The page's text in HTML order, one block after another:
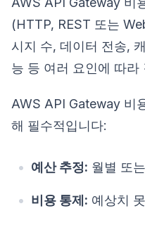
(HTTP, REST 또는
시지 수, 데이터 전송,
능 등 여러 요인에 따라
AWS API Gateway 비
해 필수적입니다:
예산 추정: 월별 또
비용 통제: 예상치